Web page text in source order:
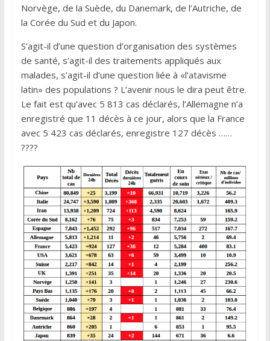
Norvège, de la Suède, du Danemark, de l’Autriche, de
la Corée du Sud et du Japon.
S’agit-il d’une question d’organisation des systèmes
de santé, s’agit-il des traitements appliqués aux
malades, s’agit-il d’une question liée à «l’atavisme
latin» des populations ? L’avenir nous le dira peut être.
Le fait est qu’avec 5 813 cas déclarés, l’Allemagne n’a
enregistré que 11 décès à ce jour, alors que la France
avec 5 423 cas déclarés, enregistre 127 décès ……
????